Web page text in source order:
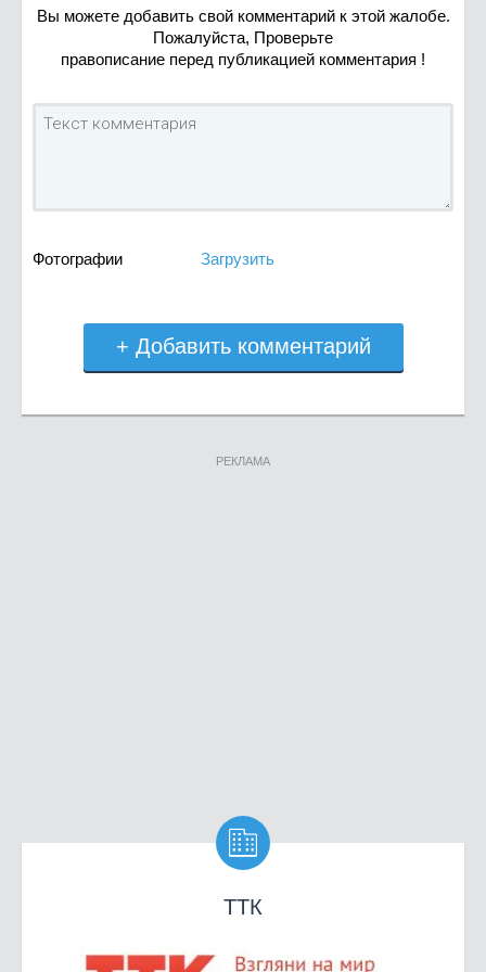
Вы можете добавить свой комментарий к этой жалобе.
Пожалуйста, Проверьте
правописание перед публикацией комментария !
Фотографии Загрузить
+ Добавить комментарий
РЕКЛАМА

ТТК